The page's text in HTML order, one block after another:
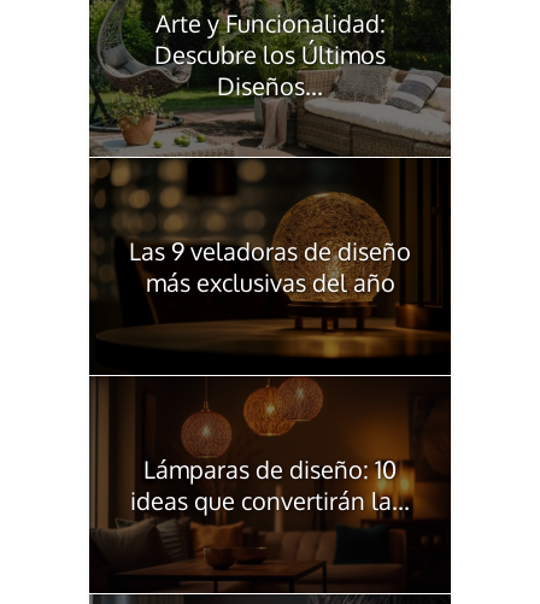
Arte y Funcionalidad:
Descubre los Últimos
Diseños...
Las 9 veladoras de diseño
más exclusivas del año
Lámparas de diseño: 10
ideas que convertirán la...